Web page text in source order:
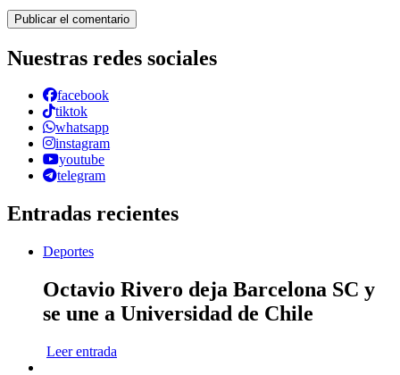
Alternative:
Nuestras redes sociales
facebook
tiktok
whatsapp
instagram
youtube
telegram
Entradas recientes
Deportes
Octavio Rivero deja Barcelona SC y
se une a Universidad de Chile
Leer entrada